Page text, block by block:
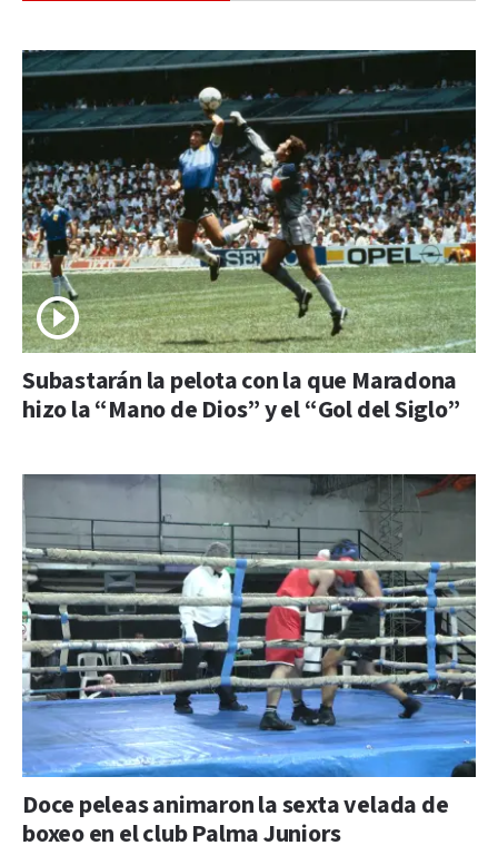
Subastarán la pelota con la que Maradona
hizo la “Mano de Dios” y el “Gol del Siglo”
Doce peleas animaron la sexta velada de
boxeo en el club Palma Juniors